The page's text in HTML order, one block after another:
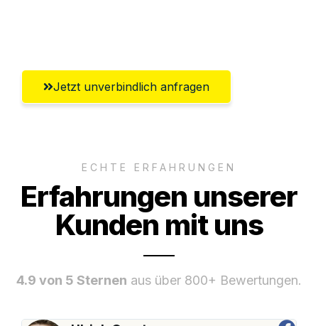
Jetzt unverbindlich anfragen
ECHTE ERFAHRUNGEN
Erfahrungen unserer
Kunden mit uns
4.9 von 5 Sternen aus über 800+ Bewertungen.